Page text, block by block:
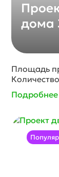
дома
Площадь
Подробнее